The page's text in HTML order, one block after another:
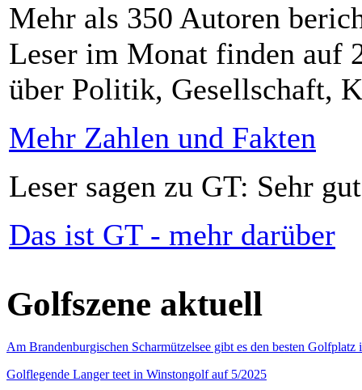
Mehr als 350 Autoren
Leser im Monat finden auf
über Politik, Gesellschaft,
Mehr Zahlen und Fakten
Leser sagen zu GT: Sehr
Das ist GT - mehr darüber
Golfszene aktuell
Am Brandenburgischen Scharmützelsee gibt es den besten
Golflegende Langer teet in Winstongolf auf 5/2025